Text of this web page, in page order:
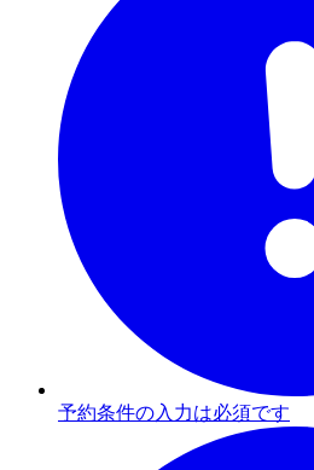
予約条件の入力は必須です